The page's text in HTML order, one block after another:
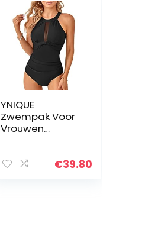
YNIQUE
Zwempak Voor
Vrouwen
Dames Hoge
€39.80